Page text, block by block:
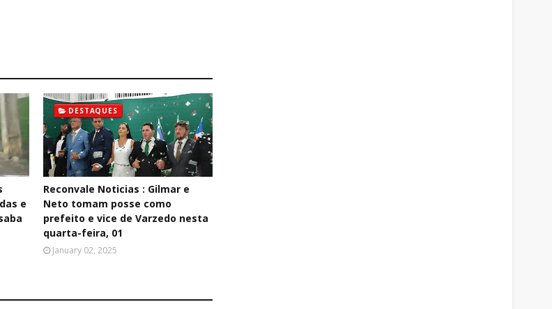
e
DESTAQUES
Reconvale Noticias : Gilmar e
Neto tomam posse como
prefeito e vice de Varzedo nesta
quarta-feira, 01
January 02, 2025